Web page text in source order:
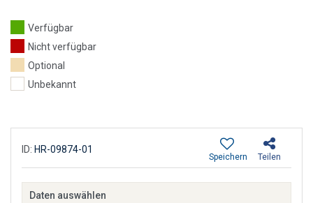
Verfügbar
Nicht verfügbar
Optional
Unbekannt
ID: HR-09874-01
Teilen
Speichern
Daten auswählen